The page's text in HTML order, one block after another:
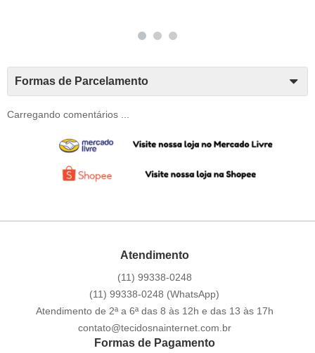
Formas de Parcelamento
Carregando comentários ...
Atendimento
(11) 99338-0248
(11) 99338-0248 (WhatsApp)
Atendimento de 2ª a 6ª das 8 às 12h e das 13 às 17h
contato@tecidosnainternet.com.br
Formas de Pagamento